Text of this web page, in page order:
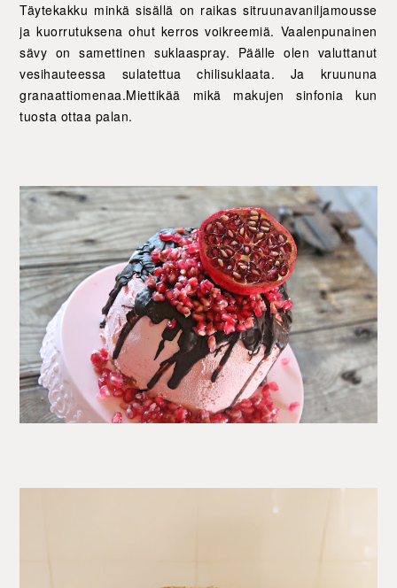
Täytekakku minkä sisällä on raikas sitruunavaniljamousse
ja kuorrutuksena ohut kerros voikreemiä. Vaalenpunainen
sävy on samettinen suklaaspray. Päälle olen valuttanut
vesihauteessa sulatettua chilisuklaata. Ja kruununa
granaattiomenaa.Miettikää mikä makujen sinfonia kun
tuosta ottaa palan.